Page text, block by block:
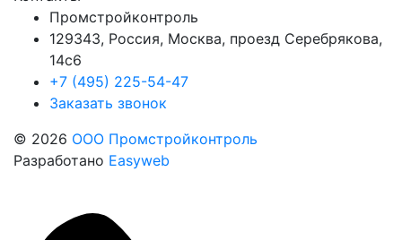
Промстройконтроль
129343, Россия, Москва, проезд Серебрякова,
14с6
+7 (495) 225-54-47
Заказать звонок
© 2026 ООО Промстройконтроль
Разработано Easyweb